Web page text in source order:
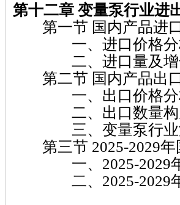
第十二章 变量泵行业进
第一节 国内产品进
一、进口价格分
二、进口量及增
第二节 国内产品出
一、出口价格分
二、出口数量构
三、变量泵行业海
第三节 2025-2029年
一、2025-2029年
二、2025-2029年